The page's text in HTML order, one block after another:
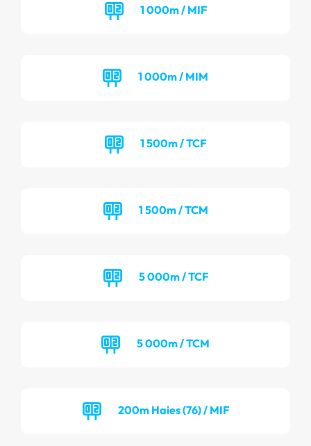
1 000m / MIF
1 000m / MIM
1 500m / TCF
1 500m / TCM
5 000m / TCF
5 000m / TCM
200m Haies (76) / MIF